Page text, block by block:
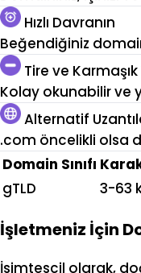
Hızlı Davranın
Beğendiğiniz
Tire ve
Kolay okunabilir ve
Alternatif
.com öncelikli olsa
Domain Sınıfı
gTLD
3-63
İşletmeniz İçin
İsimtescil olarak,